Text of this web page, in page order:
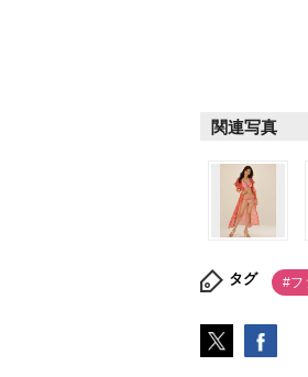
関連写真
タグ #フ